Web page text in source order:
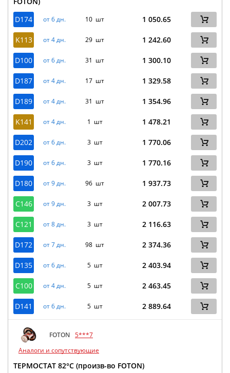
D174
от 6 дн. 10 шт 1 050.65
K113 от 4 дн. 29 шт 1 242.60
D100 от 6 дн. 31 шт 1 300.10
D187 от 4 дн. 17 шт 1 329.58
D189 от 4 дн. 31 шт 1 354.96
K141 от 4 дн. 1 шт 1 478.21
D202 от 6 дн. 3 шт 1 770.06
D190 от 6 дн. 3 шт 1 770.16
D180 от 9 дн. 96 шт 1 937.73
C146 от 9 дн. 3 шт 2 007.73
C121 от 8 дн. 3 шт 2 116.63
D172 от 7 дн. 98 шт 2 374.36
D135 от 6 дн. 5 шт 2 403.94
C100 от 4 дн. 5 шт 2 463.45
D141 от 6 дн. 5 шт 2 889.64
FOTON 5***7
Аналоги и сопутствующие
ТЕРМОСТАТ 82°C (произв-во FOTON)